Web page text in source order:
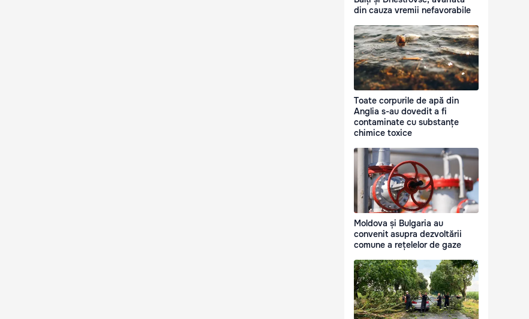
din cauza vremii nefavorabile
Toate corpurile de apă din
Anglia s-au dovedit a fi
contaminate cu substanțe
chimice toxice
Moldova și Bulgaria au
convenit asupra dezvoltării
comune a rețelelor de gaze